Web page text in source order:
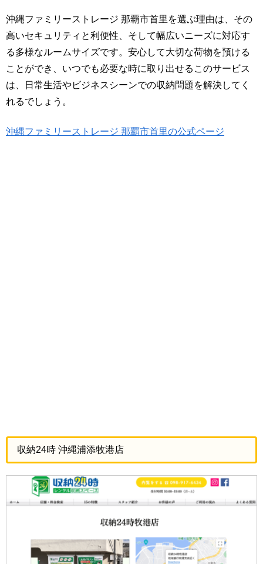
沖縄ファミリーストレージ 那覇市首里を選ぶ理由は、その
高いセキュリティと利便性、そして幅広いニーズに対応す
る多様なルームサイズです。安心して大切な荷物を預ける
ことができ、いつでも必要な時に取り出せるこのサービス
は、日常生活やビジネスシーンでの収納問題を解決してく
れるでしょう。
沖縄ファミリーストレージ 那覇市首里の公式ページ
収納24時 沖縄浦添牧港店